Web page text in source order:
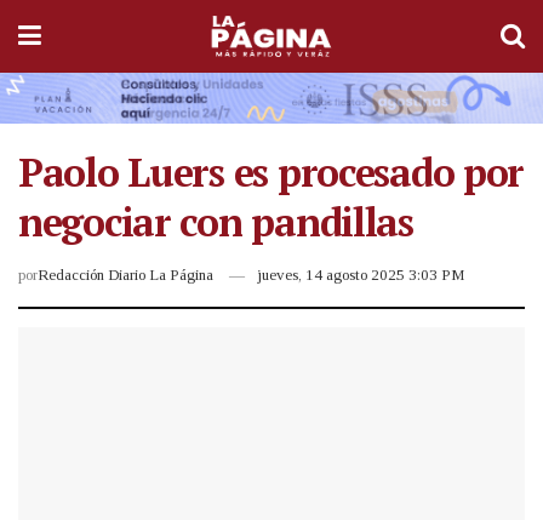
Paolo Luers es procesado por
negociar con pandillas
porRedacción Diario La Página jueves, 14 agosto 2025 3:03 PM